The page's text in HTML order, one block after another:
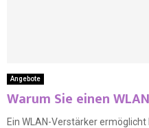
Angebote
Warum Sie einen
Ein WLAN-Verstärker